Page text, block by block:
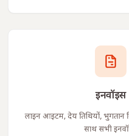
इनवॉइस
लाइन आइटम, देय तिथियों, भुगतान
साथ सभी